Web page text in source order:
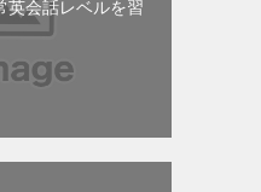
英会話レベルを習